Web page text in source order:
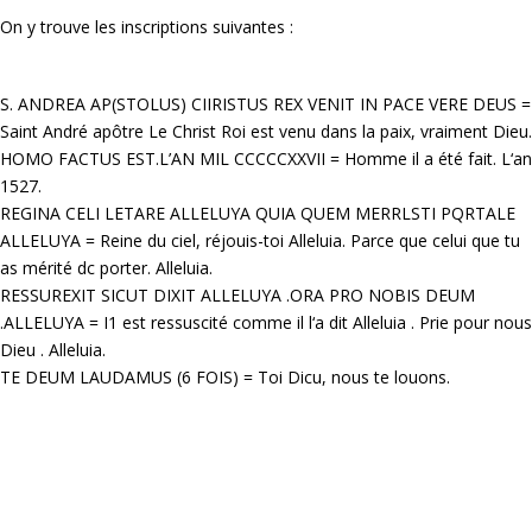
On y trouve les inscriptions suivantes :
S. ANDREA AP(STOLUS) CIIRISTUS REX VENIT IN PACE VERE DEUS =
Saint André apôtre Le Christ Roi est venu dans la paix, vraiment Dieu.
HOMO FACTUS EST.L’AN MIL CCCCCXXVII = Homme il a été fait. L‘an
1527.
REGINA CELI LETARE ALLELUYA QUIA QUEM MERRLSTI PQRTALE
ALLELUYA = Reine du ciel, réjouis-toi Alleluia. Parce que celui que tu
as mérité dc porter. Alleluia.
RESSUREXIT SICUT DIXIT ALLELUYA .ORA PRO NOBIS DEUM
.ALLELUYA = I1 est ressuscité comme il l‘a dit Alleluia . Prie pour nous
Dieu . Alleluia.
TE DEUM LAUDAMUS (6 FOIS) = Toi Dicu, nous te louons.